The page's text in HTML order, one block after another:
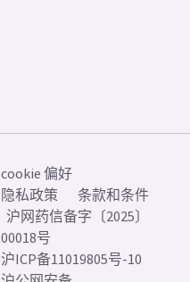
cookie 偏好
隐私政策
条款和条件
沪网药信备字〔2025〕
00018号
沪ICP备11019805号-10